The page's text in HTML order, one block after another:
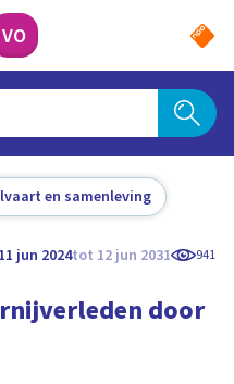
VO
en samenleving
11 jun 2024tot 12 jun 2031 941
door